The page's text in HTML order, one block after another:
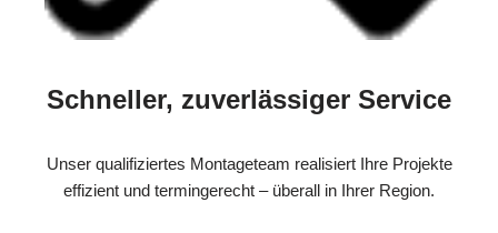
Schneller, zuverlässiger Service
Unser qualifiziertes Montageteam realisiert Ihre Projekte
effizient und termingerecht – überall in Ihrer Region.